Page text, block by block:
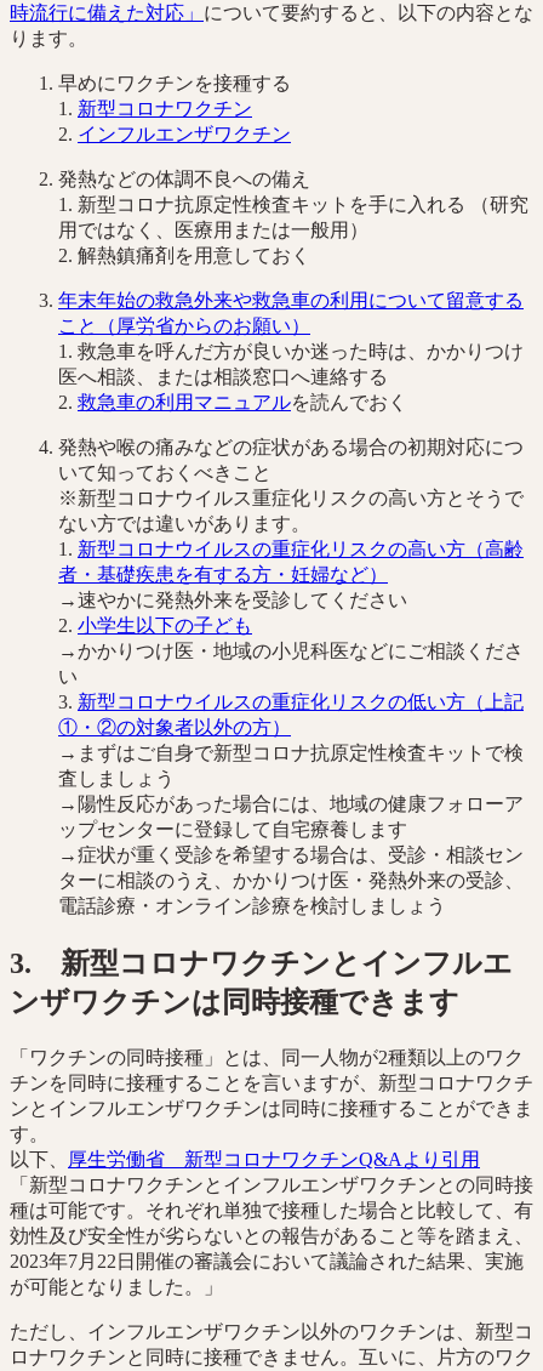
時流行に備えた対応」 について要約すると、以下の内容とな
ります。
早めにワクチンを接種する
1. 新型コロナワクチン
2. インフルエンザワクチン
発熱などの体調不良への備え
1. 新型コロナ抗原定性検査キットを手に入れる （研究
用ではなく、医療用または一般用）
2. 解熱鎮痛剤を用意しておく
年末年始の救急外来や救急車の利用について留意する
こと（厚労省からのお願い）
1. 救急車を呼んだ方が良いか迷った時は、かかりつけ
医へ相談、または相談窓口へ連絡する
2. 救急車の利用マニュアルを読んでおく
発熱や喉の痛みなどの症状がある場合の初期対応につ
いて知っておくべきこと
※新型コロナウイルス重症化リスクの高い方とそうで
ない方では違いがあります。
1. 新型コロナウイルスの重症化リスクの高い方（高齢
者・基礎疾患を有する方・妊婦など）
→速やかに発熱外来を受診してください
2. 小学生以下の子ども
→かかりつけ医・地域の小児科医などにご相談くださ
い
3. 新型コロナウイルスの重症化リスクの低い方（上記
①・②の対象者以外の方）
→まずはご自身で新型コロナ抗原定性検査キットで検
査しましょう
→陽性反応があった場合には、地域の健康フォローア
ップセンターに登録して自宅療養します
→症状が重く受診を希望する場合は、受診・相談セン
ターに相談のうえ、かかりつけ医・発熱外来の受診、
電話診療・オンライン診療を検討しましょう
3. 新型コロナワクチンとインフルエ
ンザワクチンは同時接種できます
「ワクチンの同時接種」とは、同一人物が2種類以上のワク
チンを同時に接種することを言いますが、新型コロナワクチ
ンとインフルエンザワクチンは同時に接種することができま
す。
以下、
厚生労働省 新型コロナワクチンQ&Aより引用
「新型コロナワクチンとインフルエンザワクチンとの同時接
種は可能です。それぞれ単独で接種した場合と比較して、有
効性及び安全性が劣らないとの報告があること等を踏まえ、
2023年7月22日開催の審議会において議論された結果、実施
が可能となりました。」
ただし、インフルエンザワクチン以外のワクチンは、新型コ
ロナワクチンと同時に接種できません。互いに、片方のワク